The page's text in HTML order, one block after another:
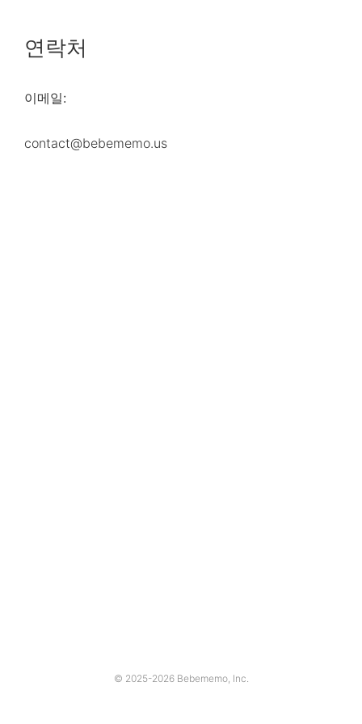
연락처
이메일:
contact@bebememo.us
© 2025-2026 Bebememo, Inc.